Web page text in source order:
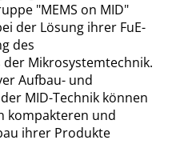
"MEMS on MID"
der Lösung ihrer FuE-
des
Mikrosystemtechnik.
Aufbau- und
MID-Technik können
kompakteren und
ihrer Produkte